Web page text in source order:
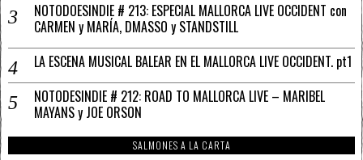
NOTODOESINDIE # 213: ESPECIAL MALLORCA LIVE OCCIDENT con
CARMEN y MARÍA, DMASSO y STANDSTILL
LA ESCENA MUSICAL BALEAR EN EL MALLORCA LIVE OCCIDENT. pt1
NOTODESINDIE # 212: ROAD TO MALLORCA LIVE – MARIBEL
MAYANS y JOE ORSON
SALMONES A LA CARTA